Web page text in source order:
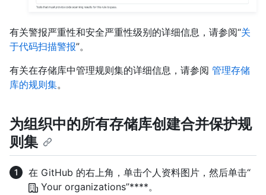
有关警报严重性和安全严重性级别的详细信息，请参阅“关
于代码扫描警报”。
有关在存储库中管理规则集的详细信息，请参阅 管理存储
库的规则集。
为组织中的所有存储库创建合并保护规
则集
在 GitHub 的右上角，单击个人资料图片，然后单击“
Your organizations”****。